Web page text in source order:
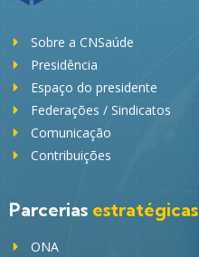
Sobre a CNSaúde
Presidência
Espaço do presidente
Federações / Sindicatos
Comunicação
Contribuições
Parcerias estratégicas
ONA